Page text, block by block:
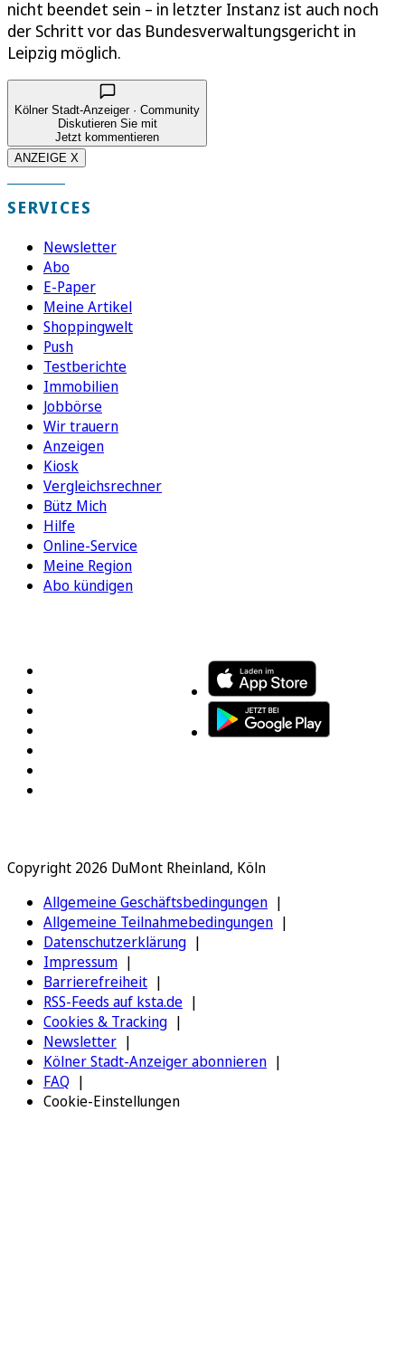
nicht beendet sein – in letzter Instanz ist auch noch
der Schritt vor das Bundesverwaltungsgericht in
Leipzig möglich.
Kölner Stadt-Anzeiger · Community
Diskutieren Sie mit
Jetzt kommentieren
ANZEIGE X
SERVICES
Newsletter
Abo
E-Paper
Meine Artikel
Shoppingwelt
Push
Testberichte
Immobilien
Jobbörse
Wir trauern
Anzeigen
Kiosk
Vergleichsrechner
Bütz Mich
Hilfe
Online-Service
Meine Region
Abo kündigen
Copyright 2026 DuMont Rheinland, Köln
Allgemeine Geschäftsbedingungen
Allgemeine Teilnahmebedingungen
Datenschutzerklärung
Impressum
Barrierefreiheit
RSS-Feeds auf ksta.de
Cookies & Tracking
Newsletter
Kölner Stadt-Anzeiger abonnieren
FAQ
Cookie-Einstellungen